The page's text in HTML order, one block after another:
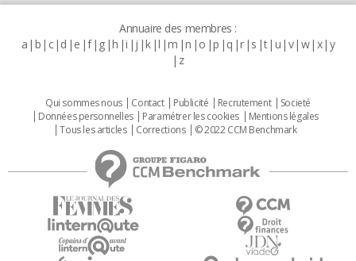
Annuaire des membres :
a b c d e f g h i j k l m n o p q r s t u v w x y
z
Qui sommes nous Contact Publicité Recrutement
Societé
Données personnelles
Paramétrer les cookies
Mentions légales
Tous les articles
Corrections © 2022 CCM Benchmark